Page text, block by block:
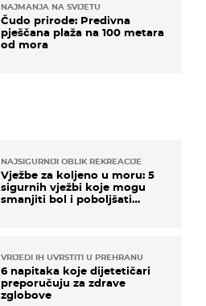
NAJSIGURNIJI OBLIK REKREACIJE
Vježbe za koljeno u moru: 5
sigurnih vježbi koje mogu
smanjiti bol i poboljšati
VRIJEDI IH UVRSTITI U PREHRANU
6 napitaka koje dijetetičari
preporučuju za zdrave
zglobove
NAJMANJA NA SVIJETU
Čudo prirode: Predivna
pješčana plaža na 100 metara
od mora